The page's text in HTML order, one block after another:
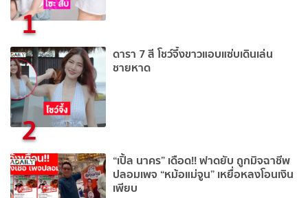
1
2
ดารา 7 สี โชว์จึ้งขาวแอบแซ่บเดินเล่น
ชายหาด
“เปิ้ล นาคร” เดือด!! ฟาดยับ ถูกมิจฉาชีพ
ปลอมเพจ “หม้อแม่จูน” เหยื่อหลงโอนเงิน
เพียบ